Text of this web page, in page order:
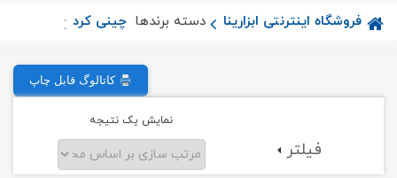
فروشگاه اینترنتی ابزارینا دسته برندها چینی کرد
کاتالوگ قابل چاپ
فیلتر
نمایش یک نتیجه